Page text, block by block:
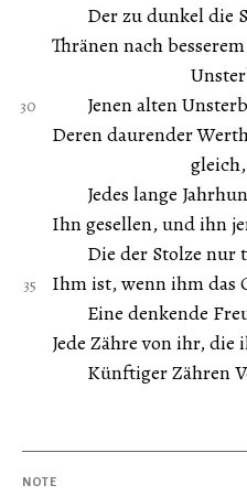
Der zu dunkel die
Thränen nach
Jenen alten
Deren daurender
gleich,
Jedes lange
Ihn gesellen, und ihn
Die der Stolze nur
Ihm ist, wenn ihm das
Eine denkende
Jede Zähre von ihr,
Künftiger Zähren
NOTE